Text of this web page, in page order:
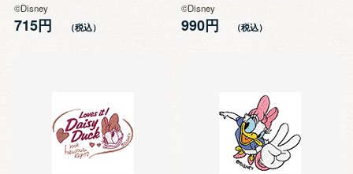
©Disney
715円
©Disney
990円